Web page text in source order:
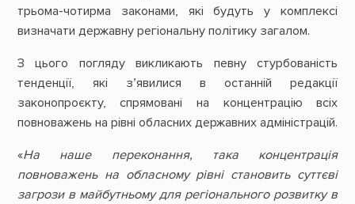
трьома-чотирма законами, які будуть у комплексі
визначати державну регіональну політику загалом.
З цього погляду викликають певну стурбованість
тенденції, які з’явилися в останній редакції
законопроєкту, спрямовані на концентрацію всіх
повноважень на рівні обласних державних адміністрацій.
«На наше переконання, така концентрація
повноважень на обласному рівні становить суттєві
загрози в майбутньому для регіонального розвитку в